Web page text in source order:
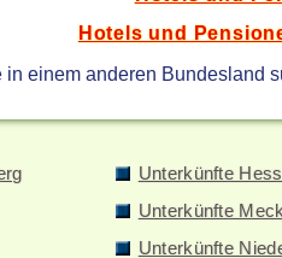
Hotels und
in einem anderen Bundesland
Unterkünfte
Unterkünfte
Unterkünfte